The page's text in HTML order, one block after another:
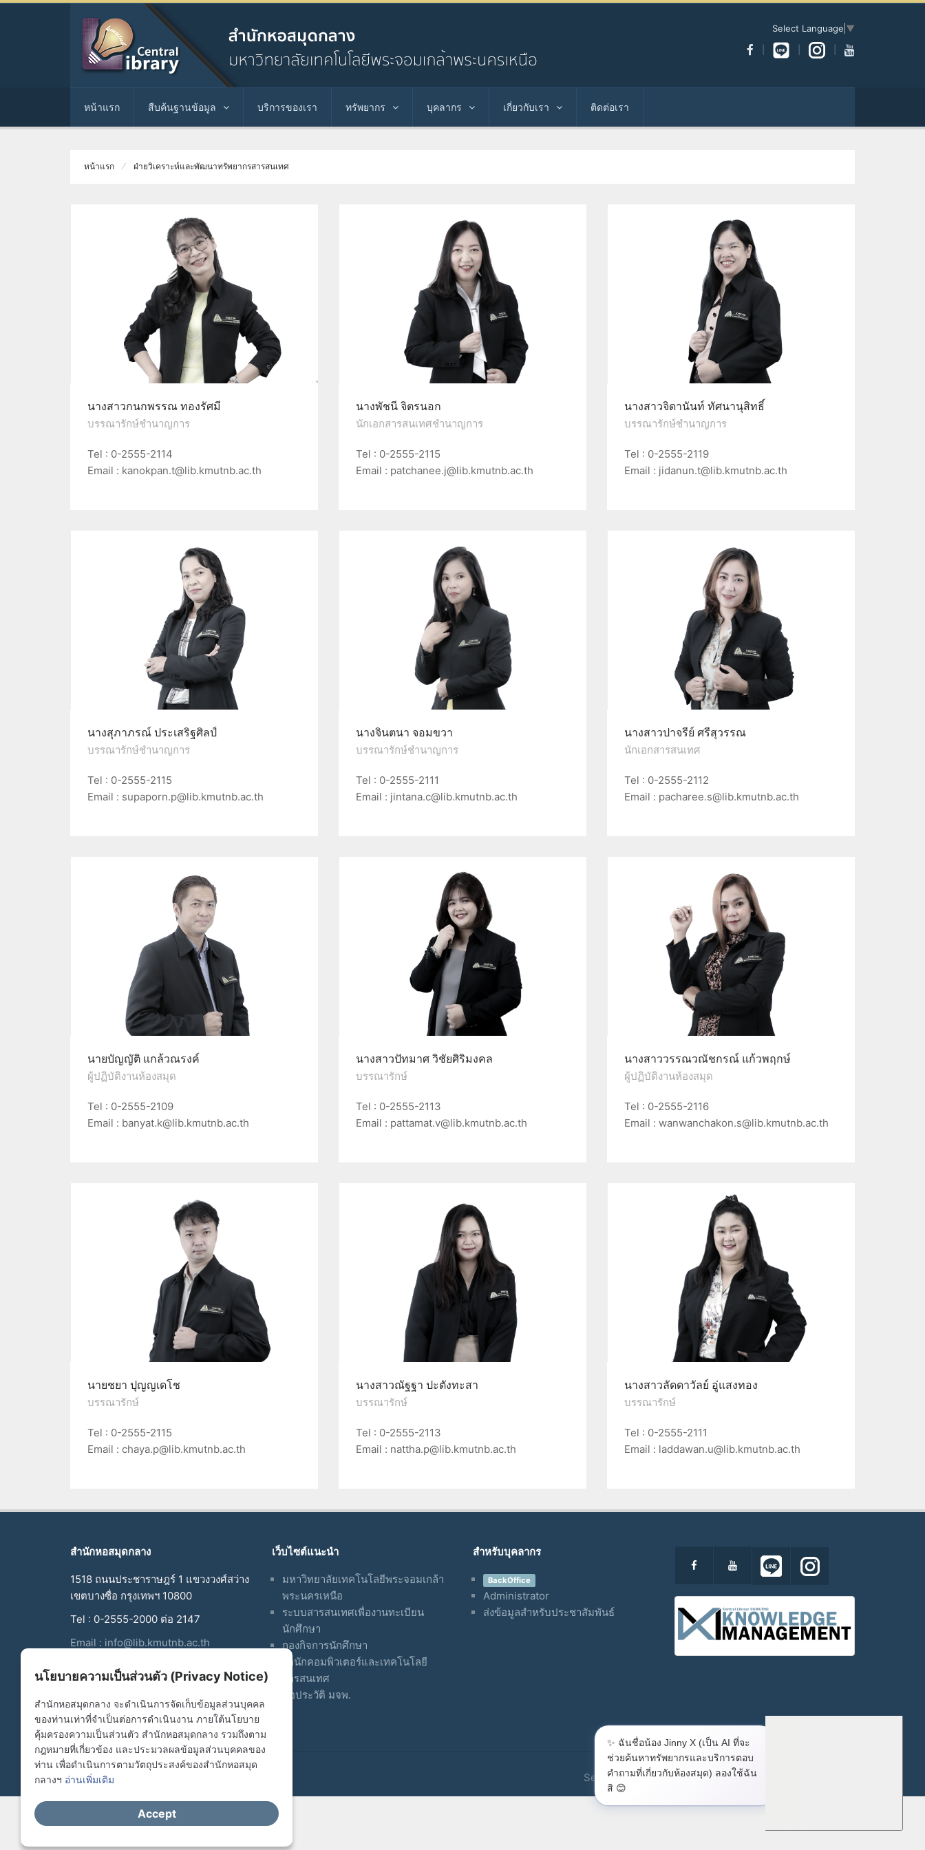
Select Language ▼
หน้าแรก สืบค้นฐานข้อมูล บริการของเรา ทรัพยากร บุคลากร เกี่ยวกับเรา ติดต่อเรา
หน้าแรก ฝ่ายวิเคราะห์และพัฒนาทรัพยากรสารสนเทศ
นางสาวกนกพรรณ ทองรัศมี
บรรณารักษ์ชำนาญการ
Tel : 0-2555-2114
Email : kanokpan.t@lib.kmutnb.ac.th
นางพัชนี จิตรนอก
นักเอกสารสนเทศชำนาญการ
Tel : 0-2555-2115
Email : patchanee.j@lib.kmutnb.ac.th
นางสาวจิดานันท์ ทัศนานุสิทธิ์
บรรณารักษ์ชำนาญการ
Tel : 0-2555-2119
Email : jidanun.t@lib.kmutnb.ac.th
นางสุภาภรณ์ ประเสริฐศิลป์
บรรณารักษ์ชำนาญการ
Tel : 0-2555-2115
Email : supaporn.p@lib.kmutnb.ac.th
นางจินตนา จอมขวา
บรรณารักษ์ชำนาญการ
Tel : 0-2555-2111
Email : jintana.c@lib.kmutnb.ac.th
นางสาวปาจรีย์ ศรีสุวรรณ
นักเอกสารสนเทศ
Tel : 0-2555-2112
Email : pacharee.s@lib.kmutnb.ac.th
นายบัญญัติ แกล้วณรงค์
ผู้ปฏิบัติงานห้องสมุด
Tel : 0-2555-2109
Email : banyat.k@lib.kmutnb.ac.th
นางสาวปัทมาศ วิชัยศิริมงคล
บรรณารักษ์
Tel : 0-2555-2113
Email : pattamat.v@lib.kmutnb.ac.th
นางสาววรรณวณัชกรณ์ แก้วพฤกษ์
ผู้ปฏิบัติงานห้องสมุด
Tel : 0-2555-2116
Email : wanwanchakon.s@lib.kmutnb.ac.th
นายชยา ปุญญเดโช
บรรณารักษ์
Tel : 0-2555-2115
Email : chaya.p@lib.kmutnb.ac.th
นางสาวณัฐฐา ปะตังทะสา
บรรณารักษ์
Tel : 0-2555-2113
Email : nattha.p@lib.kmutnb.ac.th
นางสาวลัดดาวัลย์ อู่แสงทอง
บรรณารักษ์
Tel : 0-2555-2111
Email : laddawan.u@lib.kmutnb.ac.th
สำนักหอสมุดกลาง
1518 ถนนประชาราษฎร์ 1 แขวงวงศ์สว่าง
เขตบางซื่อ กรุงเทพฯ 10800
Tel : 0-2555-2000 ต่อ 2147
Email : info@lib.kmutnb.ac.th
www.facebook.com/Central.Library.K
mutnb
เว็บไซต์แนะนำ
มหาวิทยาลัยเทคโนโลยีพระจอมเกล้า
พระนครเหนือ
ระบบสารสนเทศเพื่องานทะเบียน
นักศึกษา
กองกิจการนักศึกษา
สำนักคอมพิวเตอร์และเทคโนโลยี
สารสนเทศ
หอประวัติ มจพ.
สำหรับบุคลากร
BackOffice
Administrator
ส่งข้อมูลสำหรับประชาสัมพันธ์
© Copyright 2017. Central Library Server : 172.22.0.2 Client : 216.73.216.231192.168.5.245
นโยบายความเป็นส่วนตัว (Privacy Notice)
สำนักหอสมุดกลาง จะดำเนินการจัดเก็บข้อมูลส่วนบุคคล
ของท่านเท่าที่จำเป็นต่อการดำเนินงาน ภายใต้นโยบาย
คุ้มครองความเป็นส่วนตัว สำนักหอสมุดกลาง รวมถึงตาม
กฎหมายที่เกี่ยวข้อง และประมวลผลข้อมูลส่วนบุคคลของ
ท่าน เพื่อดำเนินการตามวัตถุประสงค์ของสำนักหอสมุด
กลางฯ อ่านเพิ่มเติม
Accept
✨ ฉันชื่อน้อง Jinny X (เป็น AI ที่จะ
ช่วยค้นหาทรัพยากรและบริการตอบ
คำถามที่เกี่ยวกับห้องสมุด) ลองใช้ฉัน
สิ 😊